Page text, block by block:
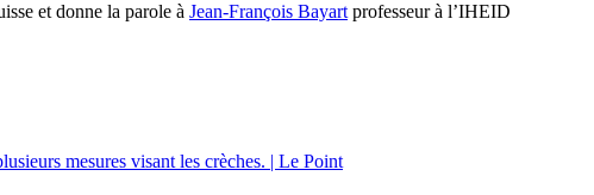
et donne la parole à Jean-François Bayart professeur à l’IHEID
mesures visant les crèches. | Le Point